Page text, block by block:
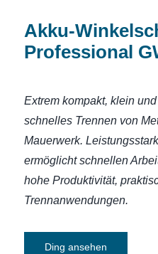
Akku-
Professional
Extrem kompakt, klein
schnelles Trennen von
Mauerwerk.
ermöglicht schnellen
hohe Produktivität,
Trennanwendungen.
Ding ansehen